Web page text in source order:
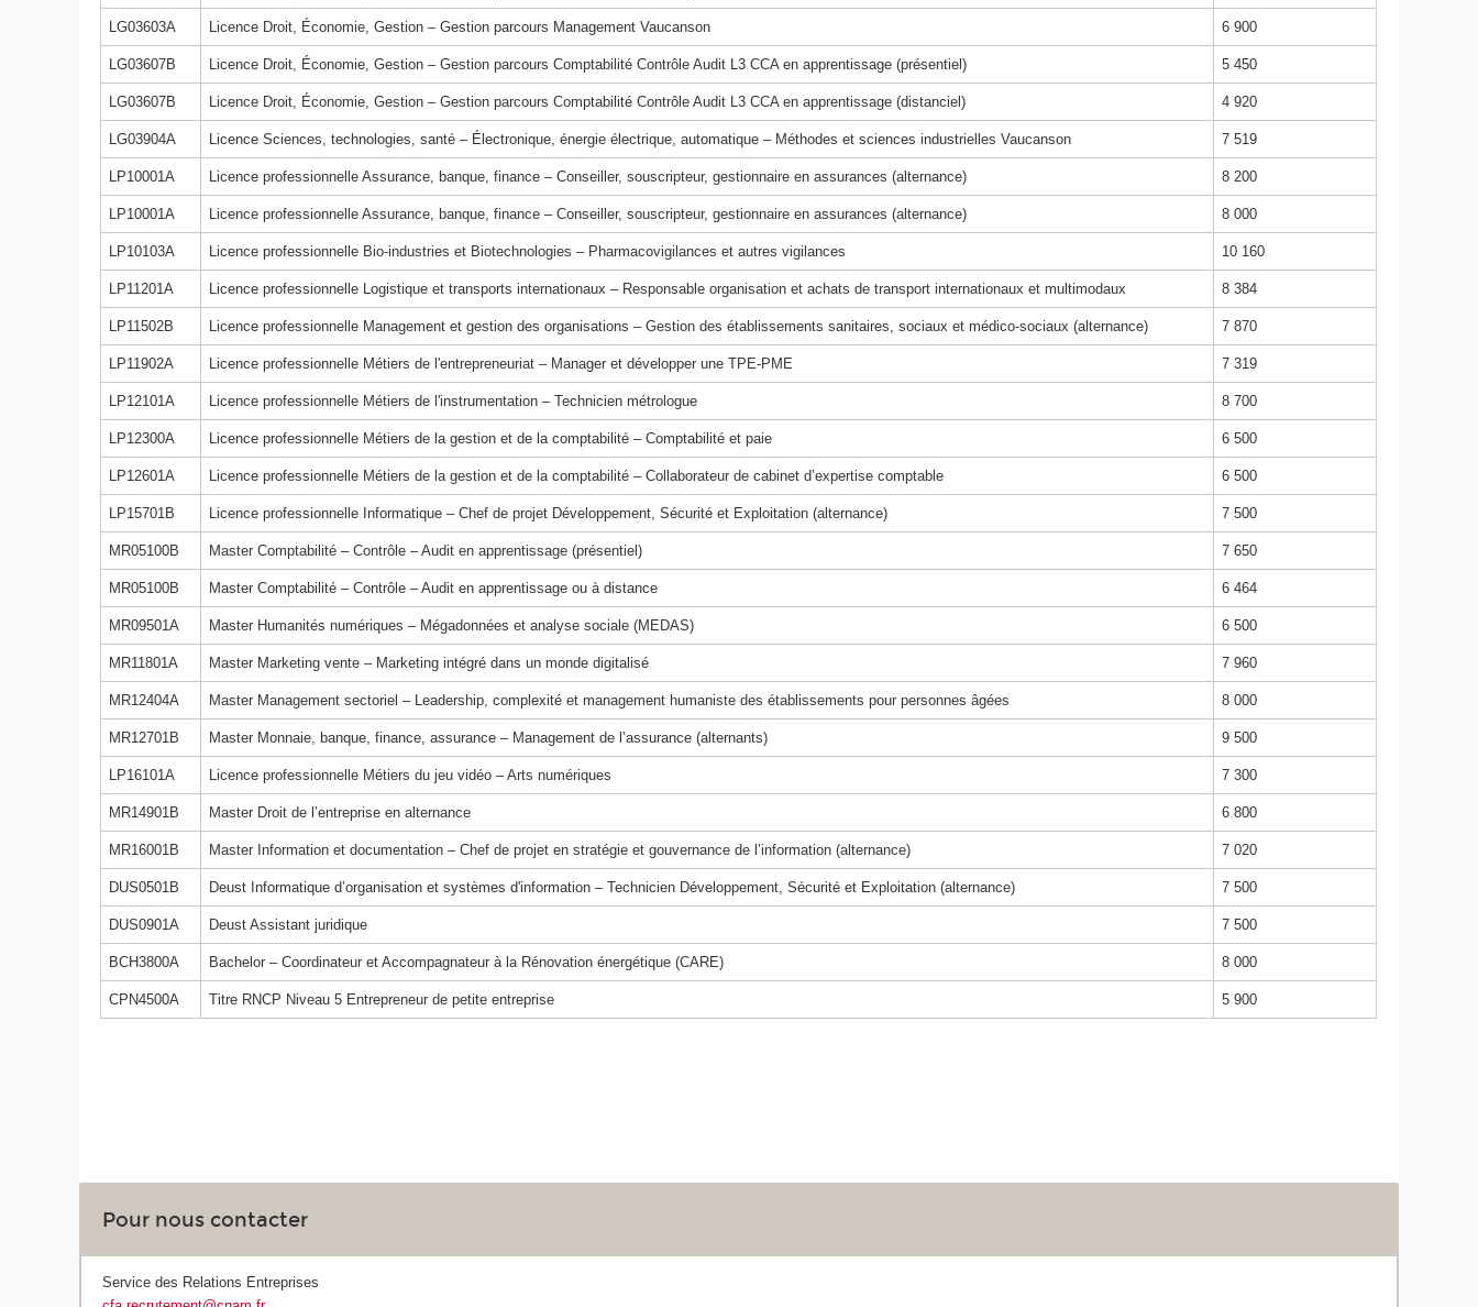
LG03603A Licence Droit, Économie, Gestion – Gestion parcours Management Vaucanson 6 900
LG03607B Licence Droit, Économie, Gestion – Gestion parcours Comptabilité Contrôle Audit L3 CCA en apprentissage (présentiel) 5 450
LG03607B Licence Droit, Économie, Gestion – Gestion parcours Comptabilité Contrôle Audit L3 CCA en apprentissage (distanciel) 4 920
LG03904A Licence Sciences, technologies, santé – Électronique, énergie électrique, automatique – Méthodes et sciences industrielles Vaucanson 7 519
LP10001A Licence professionnelle Assurance, banque, finance – Conseiller, souscripteur, gestionnaire en assurances (alternance) 8 200
LP10001A Licence professionnelle Assurance, banque, finance – Conseiller, souscripteur, gestionnaire en assurances (alternance) 8 000
LP10103A Licence professionnelle Bio-industries et Biotechnologies – Pharmacovigilances et autres vigilances 10 160
LP11201A Licence professionnelle Logistique et transports internationaux – Responsable organisation et achats de transport internationaux et multimodaux 8 384
LP11502B Licence professionnelle Management et gestion des organisations – Gestion des établissements sanitaires, sociaux et médico-sociaux (alternance) 7 870
LP11902A Licence professionnelle Métiers de l'entrepreneuriat – Manager et développer une TPE-PME 7 319
LP12101A Licence professionnelle Métiers de l'instrumentation – Technicien métrologue 8 700
LP12300A Licence professionnelle Métiers de la gestion et de la comptabilité – Comptabilité et paie 6 500
LP12601A Licence professionnelle Métiers de la gestion et de la comptabilité – Collaborateur de cabinet d’expertise comptable 6 500
LP15701B Licence professionnelle Informatique – Chef de projet Développement, Sécurité et Exploitation (alternance) 7 500
MR05100B Master Comptabilité – Contrôle – Audit en apprentissage (présentiel) 7 650
MR05100B Master Comptabilité – Contrôle – Audit en apprentissage ou à distance 6 464
MR09501A Master Humanités numériques – Mégadonnées et analyse sociale (MEDAS) 6 500
MR11801A Master Marketing vente – Marketing intégré dans un monde digitalisé 7 960
MR12404A Master Management sectoriel – Leadership, complexité et management humaniste des établissements pour personnes âgées 8 000
MR12701B Master Monnaie, banque, finance, assurance – Management de l’assurance (alternants) 9 500
LP16101A Licence professionnelle Métiers du jeu vidéo – Arts numériques 7 300
MR14901B Master Droit de l’entreprise en alternance 6 800
MR16001B Master Information et documentation – Chef de projet en stratégie et gouvernance de l’information (alternance) 7 020
DUS0501B Deust Informatique d’organisation et systèmes d'information – Technicien Développement, Sécurité et Exploitation (alternance) 7 500
DUS0901A Deust Assistant juridique 7 500
BCH3800A Bachelor – Coordinateur et Accompagnateur à la Rénovation énergétique (CARE) 8 000
CPN4500A Titre RNCP Niveau 5 Entrepreneur de petite entreprise 5 900
Pour nous contacter
Service des Relations Entreprises